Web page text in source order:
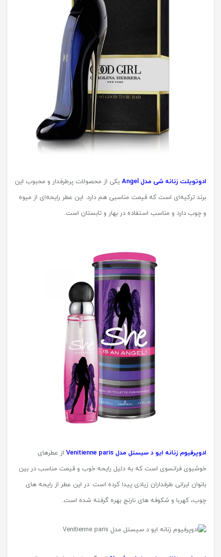
ادوتویلت زنانه شی مدل Angel
یکی از محصولات پرطرفدار و محبوب این
برند ترکیه‌ای است که قیمت مناسبی هم دارد. این عطر رایحه‌ای از میوه
و چوب دارد و مناسب استفاده در بهار و تابستان است.
ادوپرفیوم زنانه ایو د سیستل مدل Venitienne paris
از عطرهای
خوشبوی فرانسوی است که به دلیل رایحه خوب و قیمت مناسب در بین
بانوان ایرانی طرفداران زیادی پیدا کرده است. در این عطر از رایحه های
چوب، کهربا و شکوفه های نارنج بهره گرفته شده است.